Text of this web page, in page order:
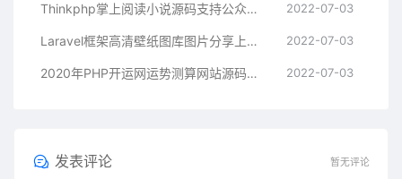
Thinkphp掌上阅读小说源码支持公众号、代理分站支付、APP打包 2022-07-03
Laravel框架高清壁纸图库图片分享上传下载网站源码 2022-07-03
2020年PHP开运网运势测算网站源码鼠年风水起名/八字算命/算财运姻缘/易经周易/占卜 2022-07-03
发表评论 暂无评论